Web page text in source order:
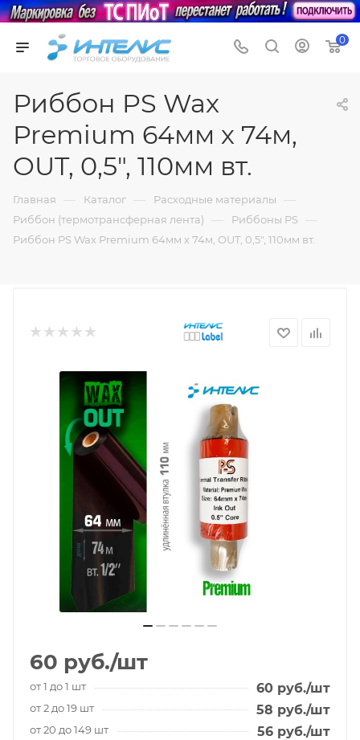
0
Риббон PS Wax
Premium 64мм х 74м,
OUT, 0,5", 110мм вт.
Главная — Каталог — Расходные материалы —
Риббон (термотрансферная лента) — Риббоны PS —
Риббон PS Wax Premium 64мм х 74м, OUT, 0,5", 110мм вт.
60 руб./шт
от 1 до 1 шт 60 руб./шт
от 2 до 19 шт 58 руб./шт
от 20 до 149 шт 56 руб./шт